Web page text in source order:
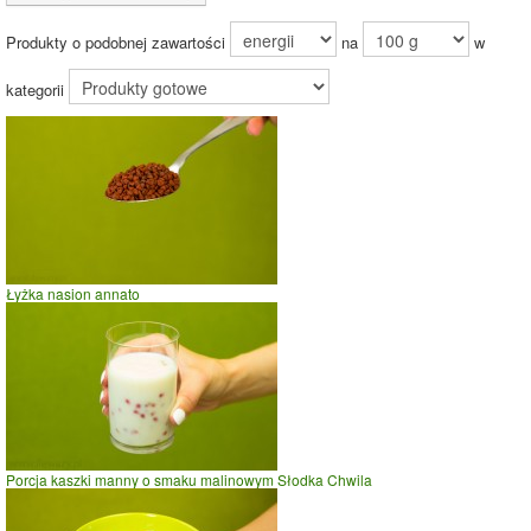
tłuszczów (85%)
Energia z
węglowodanów
Czas potrzebny na spalenie porcji ze zdjęcia
0
szybki taniec,trucht
prasowanie
prowadzenie samochodu
Porcja śmietany sojowej
Produkty o podobnej zawartości na w
kategorii
Łyżka nasion annato
Porcja kaszki manny o smaku malinowym Słodka Chwila